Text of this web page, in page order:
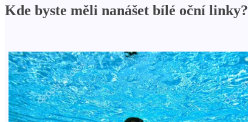
Kde byste měli nanášet bílé oční linky?